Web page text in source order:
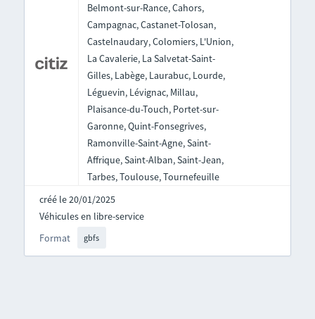
Belmont-sur-Rance, Cahors,
Campagnac, Castanet-Tolosan,
Castelnaudary, Colomiers, L'Union,
La Cavalerie, La Salvetat-Saint-
Gilles, Labège, Laurabuc, Lourde,
Léguevin, Lévignac, Millau,
Plaisance-du-Touch, Portet-sur-
Garonne, Quint-Fonsegrives,
Ramonville-Saint-Agne, Saint-
Affrique, Saint-Alban, Saint-Jean,
Tarbes, Toulouse, Tournefeuille
créé le 20/01/2025
Format gbfs
Véhicules en libre-service